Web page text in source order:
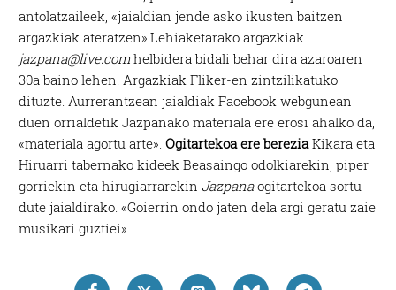
antolatzaileek, «jaialdian jende asko ikusten baitzen
argazkiak ateratzen».Lehiaketarako argazkiak
jazpana@live.com helbidera bidali behar dira azaroaren
30a baino lehen. Argazkiak Fliker-en zintzilikatuko
dituzte. Aurrerantzean jaialdiak Facebook webgunean
duen orrialdetik Jazpanako materiala ere erosi ahalko da,
«materiala agortu arte».Ogitartekoa ere bereziaKikara eta
Hiruarri tabernako kideek Beasaingo odolkiarekin, piper
gorriekin eta hirugiarrarekin Jazpanaogitartekoa sortu
dute jaialdirako. «Goierrin ondo jaten dela argi geratu zaie
musikari guztiei».